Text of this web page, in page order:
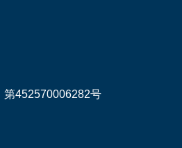
第452570006282号